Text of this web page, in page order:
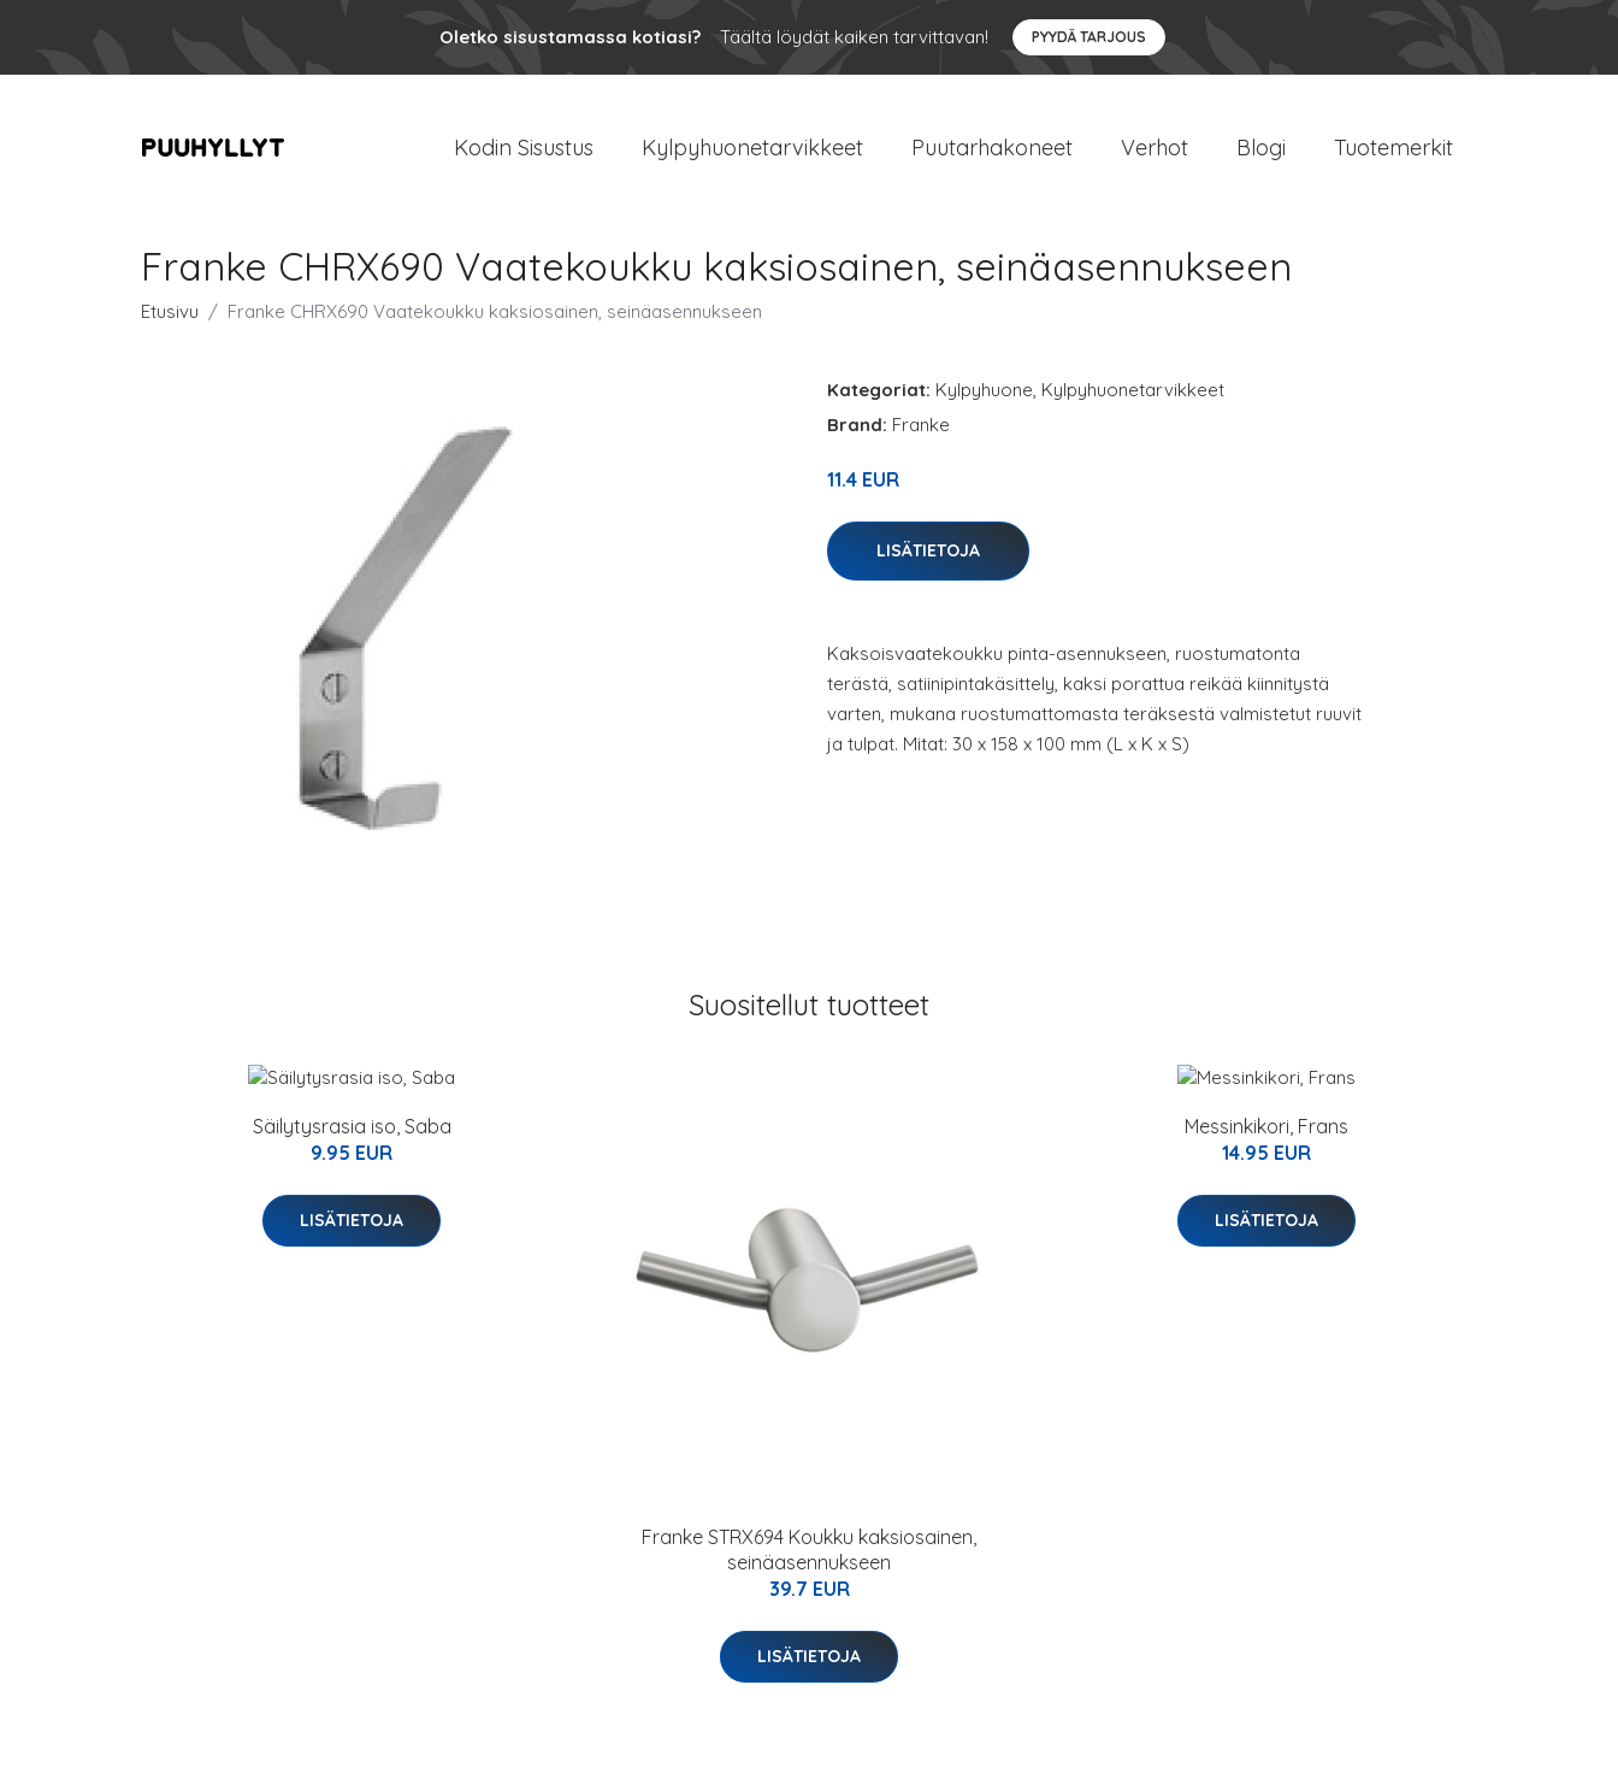
Oletko sisustamassa kotiasi? Täältä löydät kaiken tarvittavan! PYYDÄ TARJOUS
Kodin Sisustus Kylpyhuonetarvikkeet Puutarhakoneet Verhot Blogi Tuotemerkit
Franke CHRX690 Vaatekoukku kaksiosainen, seinäasennukseen
Etusivu Franke CHRX690 Vaatekoukku kaksiosainen, seinäasennukseen
Kategoriat: Kylpyhuone, Kylpyhuonetarvikkeet
Brand: Franke
11.4 EUR
LISÄTIETOJA
Kaksoisvaatekoukku pinta-asennukseen, ruostumatonta
terästä, satiinipintakäsittely, kaksi porattua reikää kiinnitystä
varten, mukana ruostumattomasta teräksestä valmistetut ruuvit
ja tulpat. Mitat: 30 x 158 x 100 mm (L x K x S)
Suositellut tuotteet
Säilytysrasia iso, Saba
9.95 EUR
LISÄTIETOJA
Franke STRX694 Koukku kaksiosainen,
seinäasennukseen
39.7 EUR
LISÄTIETOJA
Messinkikori, Frans
14.95 EUR
LISÄTIETOJA